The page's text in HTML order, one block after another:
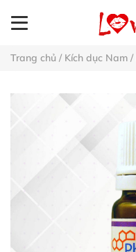
Trang chủ / Kích dục Nam /